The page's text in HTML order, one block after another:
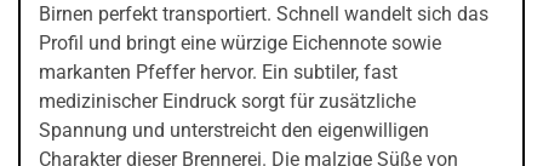
Birnen perfekt transportiert. Schnell wandelt sich das
Profil und bringt eine würzige Eichennote sowie
markanten Pfeffer hervor. Ein subtiler, fast
medizinischer Eindruck sorgt für zusätzliche
Spannung und unterstreicht den eigenwilligen
Charakter dieser Brennerei. Die malzige Süße von